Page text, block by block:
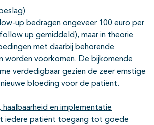
up bedragen ongeveer 100 euro per
up gemiddeld), maar in theorie
met daarbij behorende
worden voorkomen. De bijkomende
verdedigbaar gezien de zeer ernstige
bloeding voor de patiënt.
haalbaarheid en implementatie
iedere patiënt toegang tot goede